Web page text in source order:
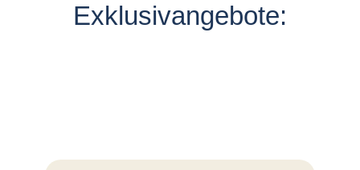
Exklusivangebote: